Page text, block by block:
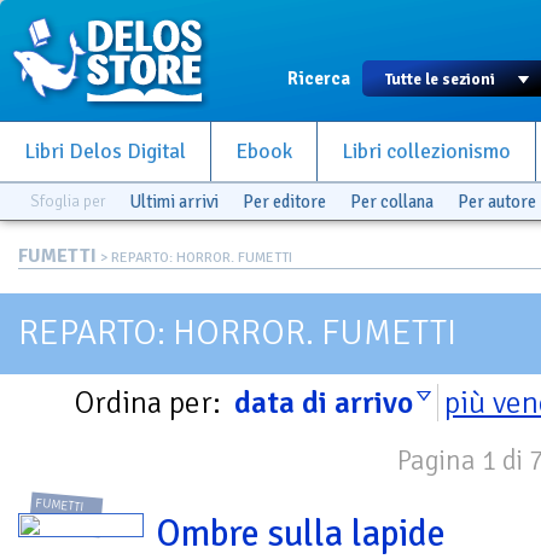
Ricerca
Libri Delos Digital Ebook Libri collezionismo
Sfoglia per Ultimi arrivi Per editore Per collana Per autore
FUMETTI > REPARTO: HORROR. FUMETTI
REPARTO: HORROR. FUMETTI
Ordina per: data di arrivo più
Pagina 1 di
FUMETTI
Ombre sulla lapide